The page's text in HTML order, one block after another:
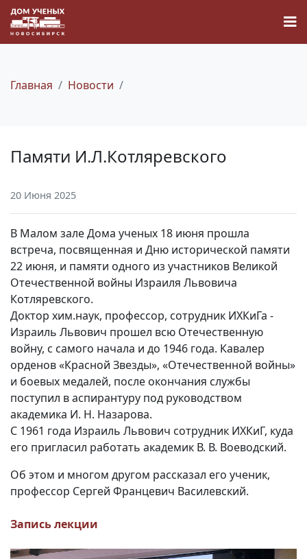
Наука
О Доме учёных
Виртуальный тур
Контакты
Вакансии
Главная Новости
Памяти И.Л.Котляревского
20 Июня 2025
В Малом зале Дома ученых 18 июня прошла
встреча, посвященная и Дню исторической памяти
22 июня, и памяти одного из участников Великой
Отечественной войны Израиля Львовича
Котляревского.
Доктор хим.наук, профессор, сотрудник ИХКиГа -
Израиль Львович прошел всю Отечественную
войну, с самого начала и до 1946 года. Кавалер
орденов «Красной Звезды», «Отечественной войны»
и боевых медалей, после окончания службы
поступил в аспирантуру под руководством
академика И. Н. Назарова.
С 1961 года Израиль Львович сотрудник ИХКиГ, куда
его пригласил работать академик В. В. Воеводский.
Об этом и многом другом рассказал его ученик,
профессор Сергей Францевич Василевский.
Запись лекции